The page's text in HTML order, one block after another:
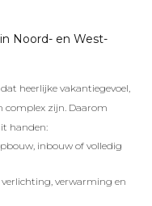
Noord- en West-
heerlijke vakantiegevoel,
complex zijn. Daarom
handen:
inbouw of volledig
verlichting, verwarming en